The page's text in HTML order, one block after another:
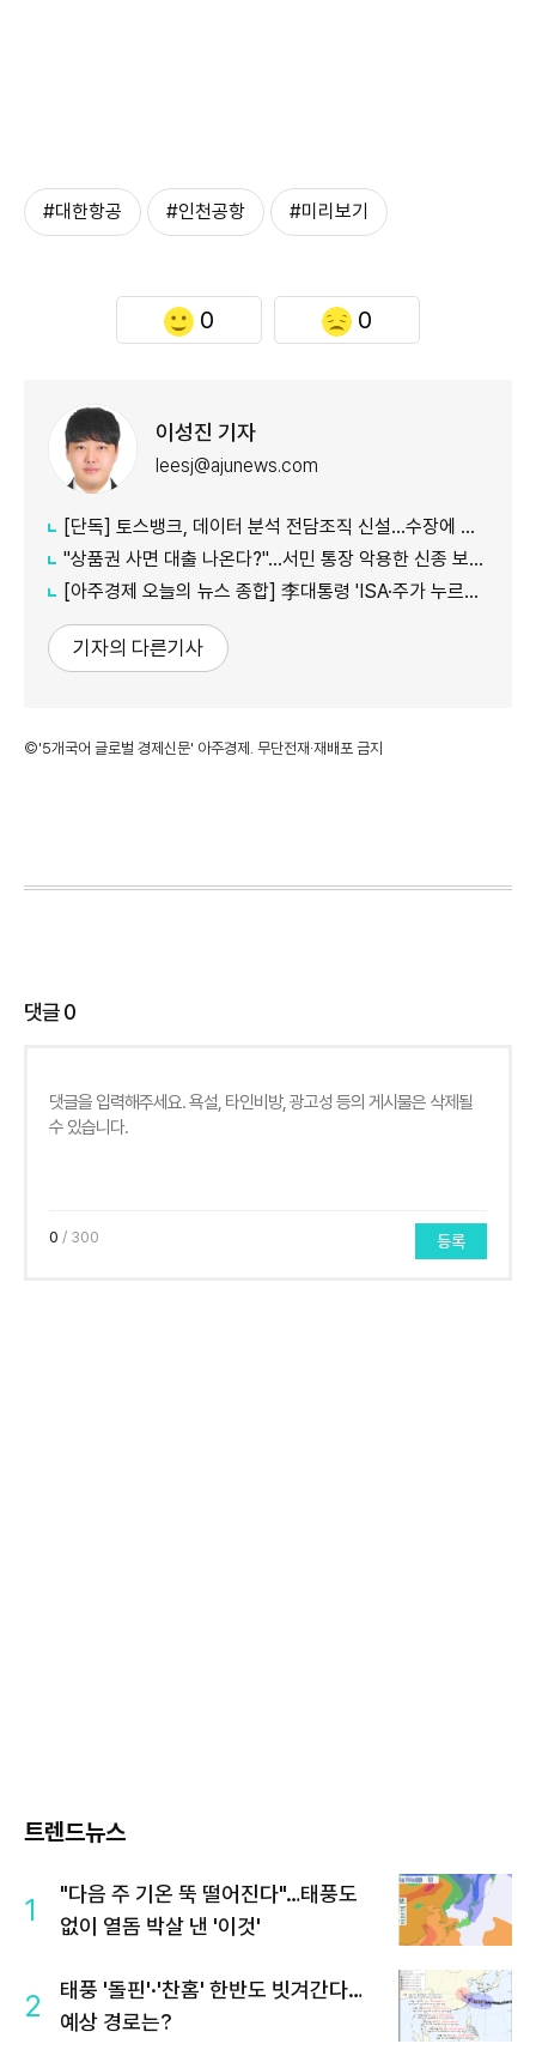
#대한항공 #인천공항 #미리보기
0 0
이성진 기자
leesj@ajunews.com
[단독] 토스뱅크, 데이터 분석 전담조직 신설…수장에 카카오 출신 선임
"상품권 사면 대출 나온다?"…서민 통장 악용한 신종 보이스피싱
[아주경제 오늘의 뉴스 종합] 李대통령 'ISA·주가 누르기' 재검토…與 "환영" 野 "졸속 국정" 外
기자의 다른기사
©'5개국어 글로벌 경제신문' 아주경제. 무단전재·재배포 금지
댓글0
0 / 300 등록
트렌드뉴스
1
"다음 주 기온 뚝 떨어진다"…태풍도
없이 열돔 박살 낸 '이것'
2
태풍 '돌핀'·'찬홈' 한반도 빗겨간다…
예상 경로는?